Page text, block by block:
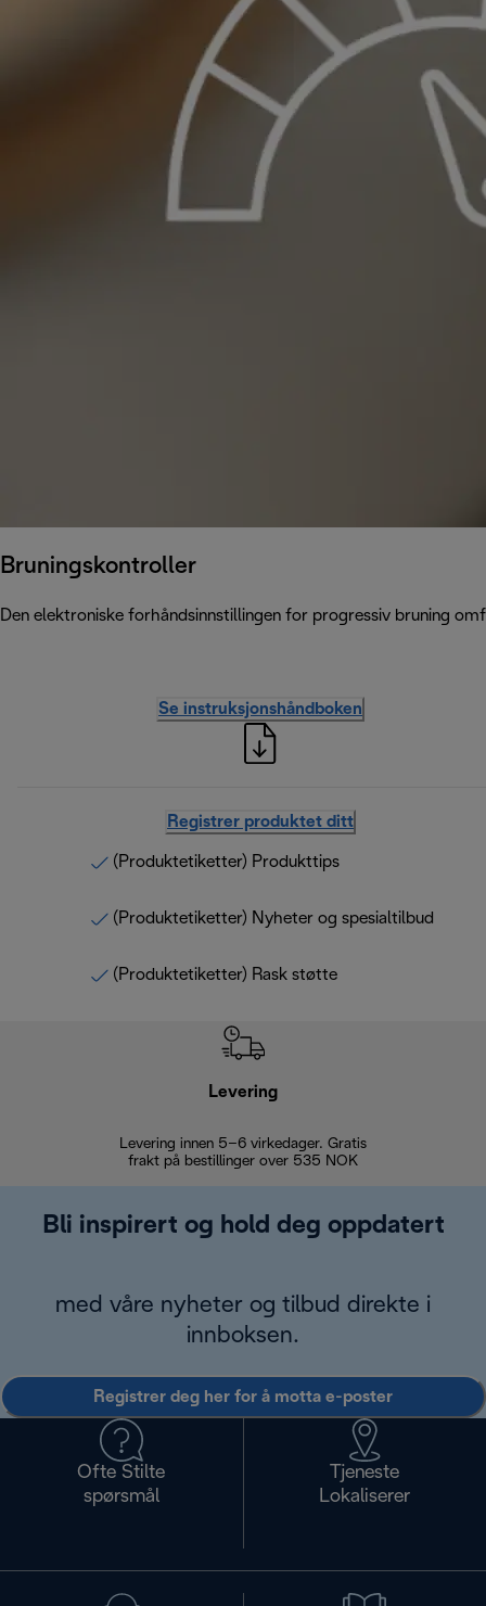
Bruningskontroller
Den elektroniske forhåndsinnstillingen for progressiv bruning
Se instruksjonshåndboken
Registrer produktet ditt
(Produktetiketter) Produkttips
(Produktetiketter) Nyheter og spesialtilbud
(Produktetiketter) Rask støtte
Levering
Levering innen 5–6 virkedager. Gratis
frakt på bestillinger over 535 NOK
Bli inspirert og hold deg oppdatert
med våre nyheter og tilbud direkte i
innboksen.
Registrer deg her for å motta e-poster
Ofte Stilte
spørsmål
Tjeneste
Lokaliserer